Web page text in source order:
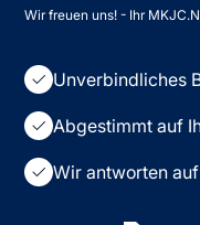
Wir freuen uns! - Ihr
Unverbindliches
Abgestimmt auf
Wir antworten